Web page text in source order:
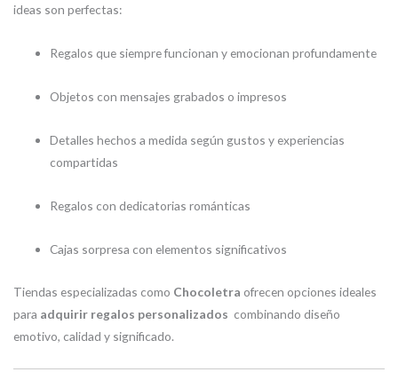
ideas son perfectas:
Regalos que siempre funcionan y emocionan profundamente
Objetos con mensajes grabados o impresos
Detalles hechos a medida según gustos y experiencias
compartidas
Regalos con dedicatorias románticas
Cajas sorpresa con elementos significativos
Tiendas especializadas como Chocoletra ofrecen opciones ideales
para adquirir regalos personalizados combinando diseño
emotivo, calidad y significado.